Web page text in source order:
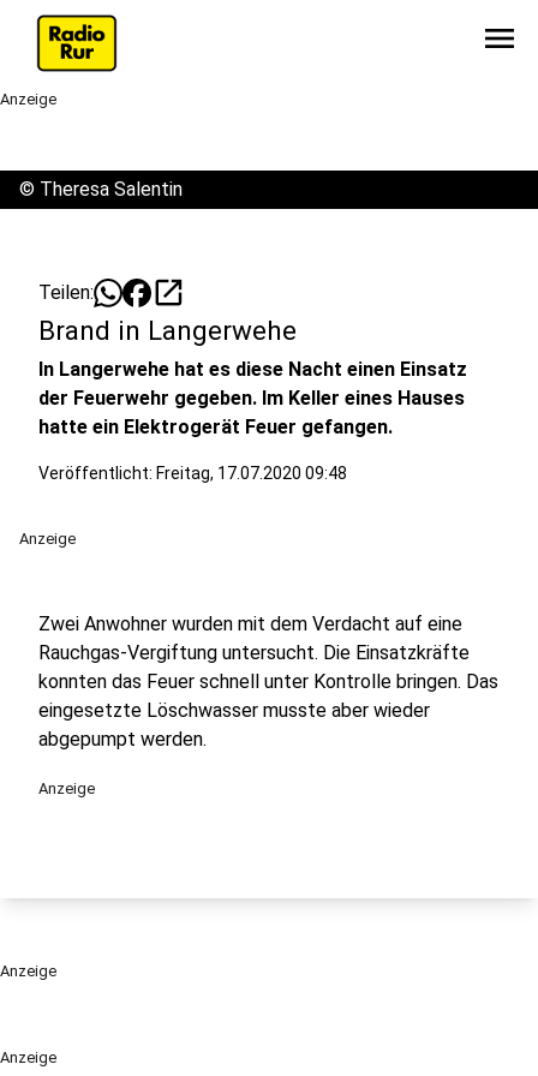
menu
Anzeige
Anzeige
© Theresa Salentin
Teilen: open_in_new
Brand in Langerwehe
In Langerwehe hat es diese Nacht einen Einsatz
der Feuerwehr gegeben. Im Keller eines Hauses
hatte ein Elektrogerät Feuer gefangen.
Veröffentlicht: Freitag, 17.07.2020 09:48
Anzeige
Zwei Anwohner wurden mit dem Verdacht auf eine
Rauchgas-Vergiftung untersucht. Die Einsatzkräfte
konnten das Feuer schnell unter Kontrolle bringen. Das
eingesetzte Löschwasser musste aber wieder
abgepumpt werden.
Anzeige
Anzeige